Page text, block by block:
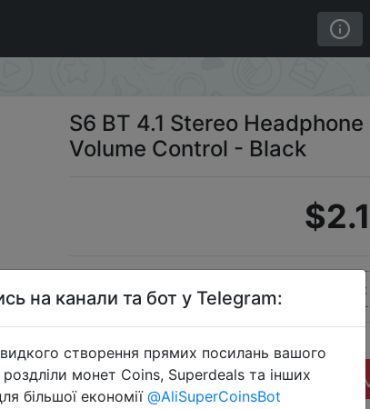
in Microphone Volume Control - Black
S6 BT 4.1 Stereo
Volume Control - Black
Промокод:
Перейти до
на канали та бот у Telegram:
створення прямих посилань вашого
монет Coins, Superdeals та інших
більшої економії @AliSuperCoinsBot